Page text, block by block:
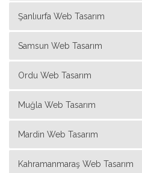
Şanlıurfa Web Tasarım
Samsun Web Tasarım
Ordu Web Tasarım
Muğla Web Tasarım
Mardin Web Tasarım
Kahramanmaraş Web Tasarım